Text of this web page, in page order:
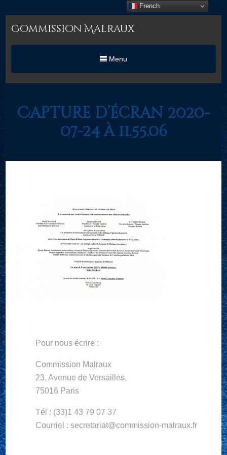
Commission Malraux
Menu
Capture d’écran 2020-
07-24 à 11.55.06
Pour nous écrire :
Commission Malraux
23, Avenue de Versailles,
75016 Paris
Tél : (33)1 43 79 07 37
Courriel : secretariat@commission-malraux.fr
French